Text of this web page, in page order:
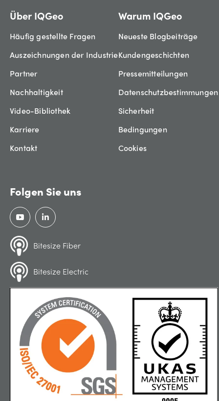
Über IQGeo
Häufig gestellte Fragen
Auszeichnungen der Industrie
Partner
Nachhaltigkeit
Video-Bibliothek
Karriere
Kontakt
Warum IQGeo
Neueste Blogbeiträge
Kundengeschichten
Pressemitteilungen
Datenschutzbestimmungen
Sicherheit
Bedingungen
Cookies
Folgen Sie uns
Bitesize Fiber
Bitesize Electric